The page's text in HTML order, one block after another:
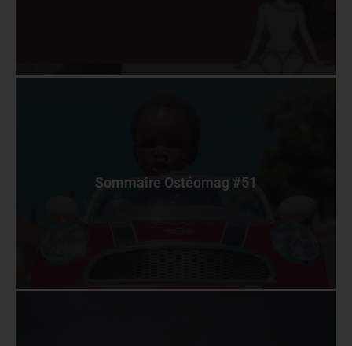
Sommaire Ostéomag #51